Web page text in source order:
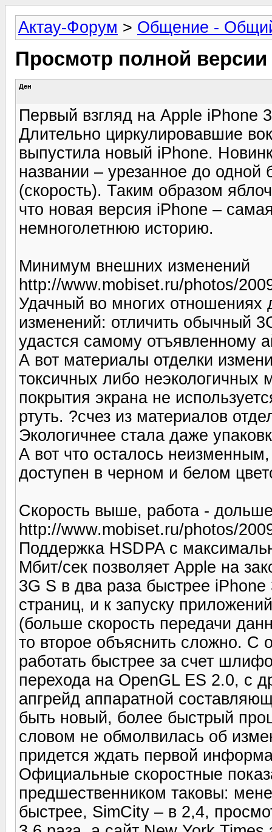
Актау-Форум > Общение -
Просмотр полной
Ден
Первый взгляд на Apple iPhone
Длительно циркулировавшие
выпустила новый iPhone.
названии – урезанное до
(скорость). Таким образом
что новая версия iPhone –
немноголетнюю историю.
Минимум внешних изменений
http://www.mobiset.ru/photos/
Удачный во многих отношениях
изменений: отличить обычный
удастся самому отъявленному
А вот материалы отделки
токсичных либо неэкологичных
покрытия экрана не
ртуть. ?счез из материалов
Экологичнее стала даже
А вот что осталось
доступен в черном и белом
Скорость выше, работа -
http://www.mobiset.ru/photos/
Поддержка HSDPA с
Мбит/сек позволяет Apple на
3G S в два раза быстрее iPhone
страниц, и к запуску
(больше скорость передачи
то второе объяснить сложно. С
работать быстрее за счет
перехода на OpenGL ES 2.0, с
апгрейд аппаратной
быть новый, более быстрый
словом не обмолвилась об
придется ждать первой
Официальные скоростные
предшественником таковы:
быстрее, SimCity – в 2,4,